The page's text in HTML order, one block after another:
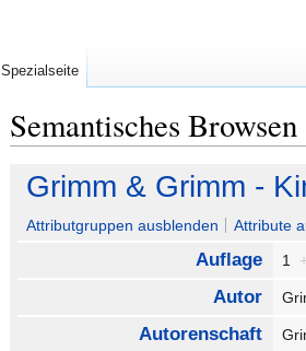
Semantisches Browsen
Zur
Navigation
springen
Zur
Suche
springen
Grimm & Grimm -
Attributgruppen ausblenden Attribute
Auflage 1
Autor
Autorenschaft
Spezialseite